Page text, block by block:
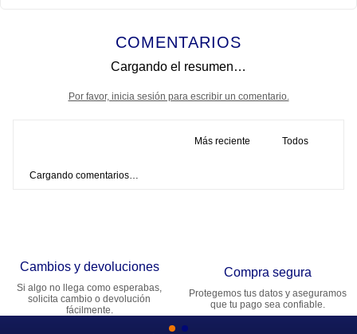
COMENTARIOS
Cargando el resumen…
Por favor, inicia sesión para escribir un comentario.
Más reciente Todos
Cargando comentarios…
Cambios y devoluciones
Si algo no llega como esperabas,
solicita cambio o devolución
fácilmente.
Compra segura
Protegemos tus datos y aseguramos
que tu pago sea confiable.